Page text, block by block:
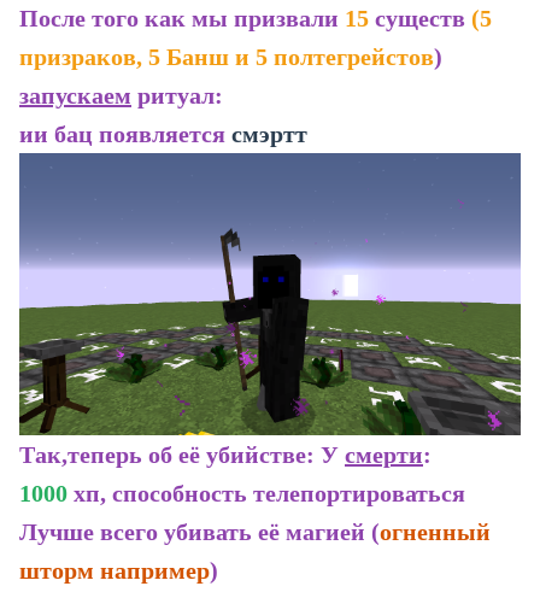
После того как мы призвали 15 существ (5
призраков, 5 Банш и 5 полтегрейстов)
запускаем ритуал:
ии бац появляется смэртт
Так,теперь об её убийстве: У смерти:
1000 хп, способность телепортироваться
Лучше всего убивать её магией (огненный
шторм например)